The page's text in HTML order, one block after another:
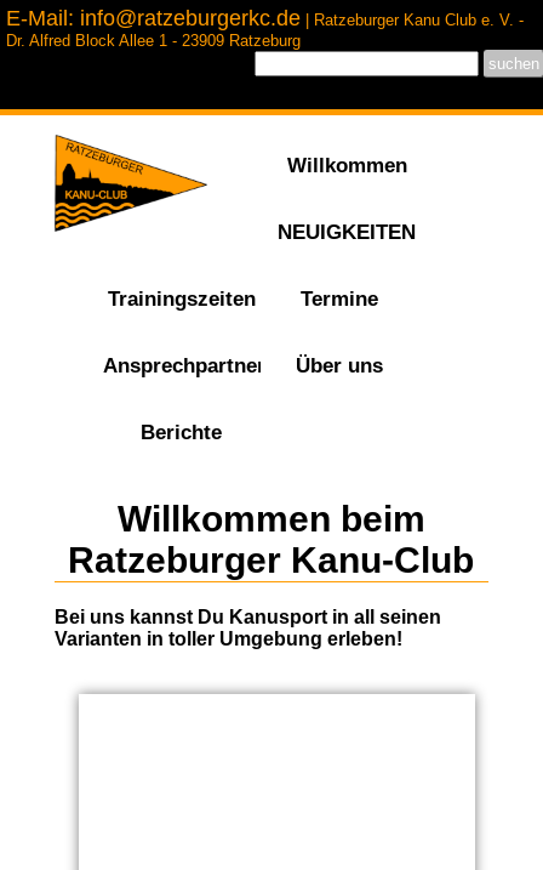
E-Mail: info@ratzeburgerkc.de | Ratzeburger Kanu Club e. V. -
Dr. Alfred Block Allee 1 - 23909 Ratzeburg
Willkommen
NEUIGKEITEN
Trainingszeiten Termine
Ansprechpartner Über uns
Berichte
Willkommen beim
Ratzeburger Kanu-Club
Bei uns kannst Du Kanusport in all seinen
Varianten in toller Umgebung erleben!